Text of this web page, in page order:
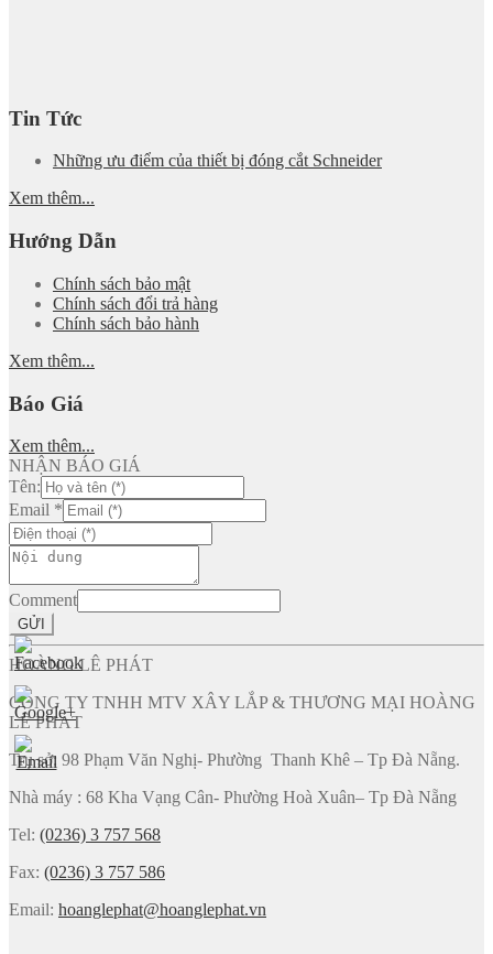
Tin Tức
Những ưu điểm của thiết bị đóng cắt Schneider
Xem thêm...
Hướng Dẫn
Chính sách bảo mật
Chính sách đổi trả hàng
Chính sách bảo hành
Xem thêm...
Báo Giá
Xem thêm...
NHẬN BÁO GIÁ
Tên:
Email *
Comment
GỬI
HOÀNG LÊ PHÁT
CÔNG TY TNHH MTV XÂY LẮP & THƯƠNG MẠI HOÀNG
LÊ PHÁT
Trụ sở: 98 Phạm Văn Nghị- Phường Thanh Khê – Tp Đà Nẵng.
Nhà máy : 68 Kha Vạng Cân- Phường Hoà Xuân– Tp Đà Nẵng
Tel: (0236) 3 757 568
Fax: (0236) 3 757 586
Email: hoanglephat@hoanglephat.vn